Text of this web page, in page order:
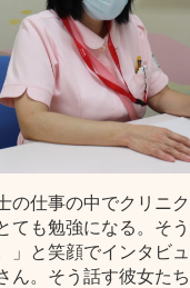
の仕事の中でクリニ
ても勉強になる。そ
」と笑顔でインタビ
ん。そう話す彼女た